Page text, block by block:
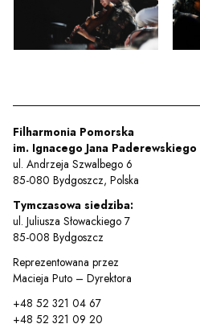
Filharmonia Pomorska
im. Ignacego Jana Paderewskiego
ul. Andrzeja Szwalbego 6
85-080 Bydgoszcz, Polska
Tymczasowa siedziba:
ul. Juliusza Słowackiego 7
85-008 Bydgoszcz
Reprezentowana przez
Macieja Puto – Dyrektora
+48 52 321 04 67
+48 52 321 09 20